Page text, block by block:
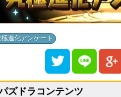
極進化アンケート
ズドラコンテンツ